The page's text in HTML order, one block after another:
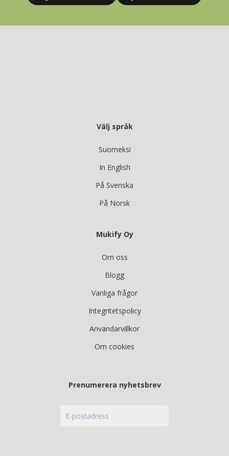
Välj språk
Suomeksi
In English
På Svenska
På Norsk
Mukify Oy
Om oss
Blogg
Vanliga frågor
Integritetspolicy
Användarvillkor
Om cookies
Prenumerera nyhetsbrev